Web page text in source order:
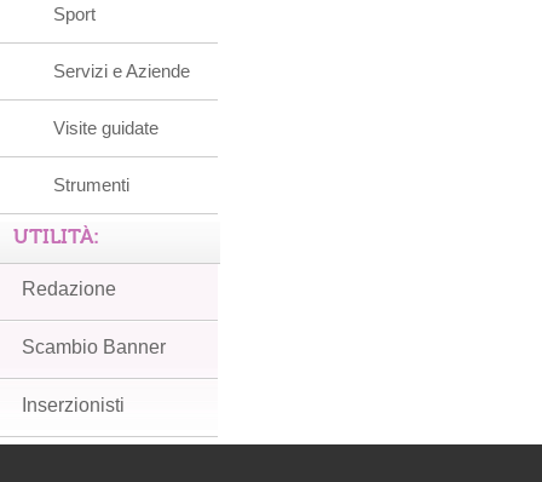
Sport
Servizi e Aziende
Visite guidate
Strumenti
UTILITÀ:
Redazione
Scambio Banner
Inserzionisti